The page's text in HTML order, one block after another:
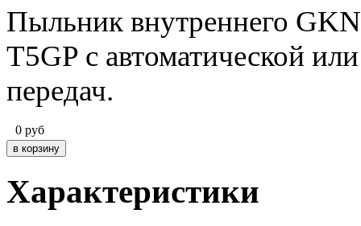
Пыльник внутреннего
T5GP с автоматической
передач.
0 руб
Характеристики